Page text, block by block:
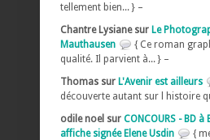
tellement bien... } –
Chantre Lysiane sur Le
Mauthausen
{ Ce roman
qualité. Il parvient à... } –
Thomas sur L'Avenir est ailleurs
découverte autant sur l histoire
odile noel sur CONCOURS - BD
affiche signée Elene Usdin
{